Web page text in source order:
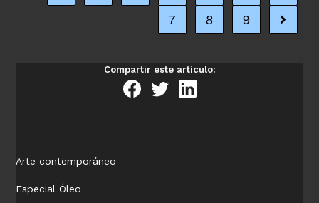
–
Vacas
7
8 9 Ir a la
Compartir este artículo:
Arte contemporáneo
Especial Óleo